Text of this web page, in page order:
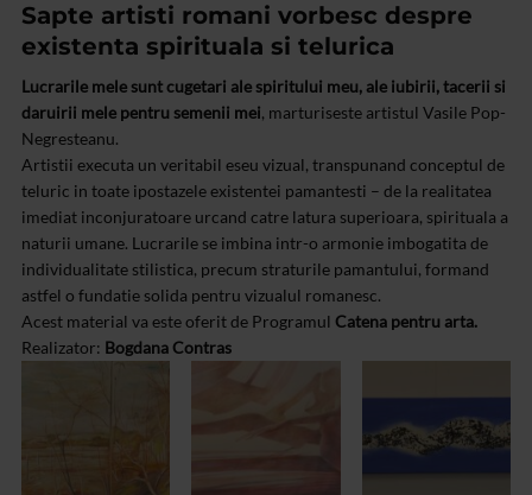
Sapte artisti romani vorbesc despre
existenta spirituala si telurica
Lucrarile mele sunt cugetari ale spiritului meu, ale iubirii, tacerii si
daruirii mele pentru semenii mei, marturiseste artistul Vasile Pop-
Negresteanu.
Artistii executa un veritabil eseu vizual, transpunand conceptul de
teluric in toate ipostazele existentei pamantesti – de la realitatea
imediat inconjuratoare urcand catre latura superioara, spirituala a
naturii umane. Lucrarile se imbina intr-o armonie imbogatita de
individualitate stilistica, precum straturile pamantului, formand
astfel o fundatie solida pentru vizualul romanesc.
Acest material va este oferit de Programul Catena pentru arta.
Realizator: Bogdana Contras